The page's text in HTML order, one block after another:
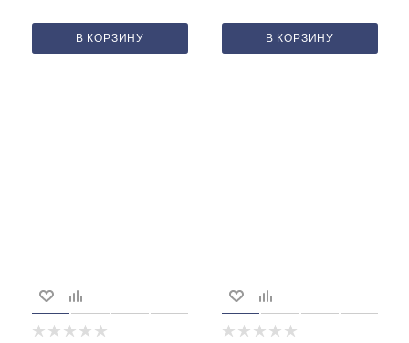
В КОРЗИНУ В КОРЗИНУ